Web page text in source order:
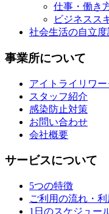
仕事・働き
ビジネスス
社会生活の自立度
事業所について
アイトライリワ
スタッフ紹介
感染防止対策
お問い合わせ
会社概要
サービスについて
5つの特徴
ご利用の流れ・
1日のスケジュー